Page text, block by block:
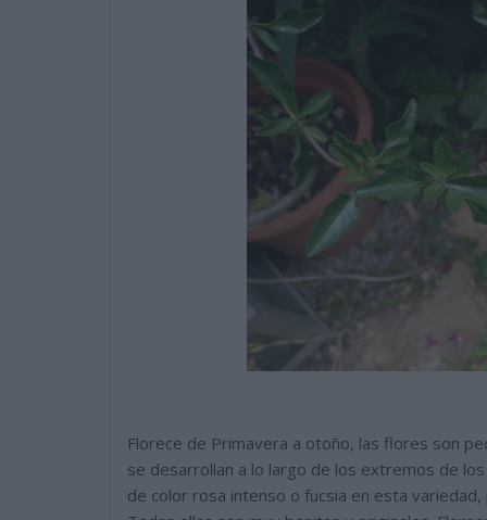
Florece de Primavera a otoño, las flores son
se desarrollan a lo largo de los extremos de
de color rosa intenso o fucsia en esta